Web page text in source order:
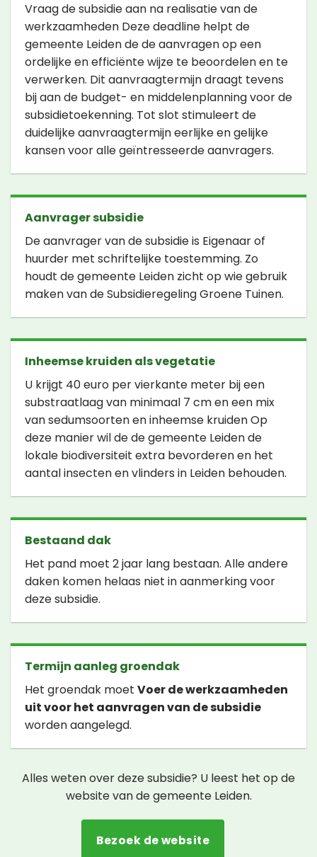
Vraag de subsidie aan na realisatie van de
werkzaamheden Deze deadline helpt de
gemeente Leiden de de aanvragen op een
ordelijke en efficiënte wijze te beoordelen en te
verwerken. Dit aanvraagtermijn draagt tevens
bij aan de budget- en middelenplanning voor de
subsidietoekenning. Tot slot stimuleert de
duidelijke aanvraagtermijn eerlijke en gelijke
kansen voor alle geïntresseerde aanvragers.
Aanvrager subsidie
De aanvrager van de subsidie is Eigenaar of
huurder met schriftelijke toestemming. Zo
houdt de gemeente Leiden zicht op wie gebruik
maken van de Subsidieregeling Groene Tuinen.
Inheemse kruiden als vegetatie
U krijgt 40 euro per vierkante meter bij een
substraatlaag van minimaal 7 cm en een mix
van sedumsoorten en inheemse kruiden Op
deze manier wil de de gemeente Leiden de
lokale biodiversiteit extra bevorderen en het
aantal insecten en vlinders in Leiden behouden.
Bestaand dak
Het pand moet 2 jaar lang bestaan. Alle andere
daken komen helaas niet in aanmerking voor
deze subsidie.
Termijn aanleg groendak
Het groendak moet Voer de werkzaamheden
uit voor het aanvragen van de subsidie
worden aangelegd.
Alles weten over deze subsidie? U leest het op de
website van de gemeente Leiden.
Bezoek de website